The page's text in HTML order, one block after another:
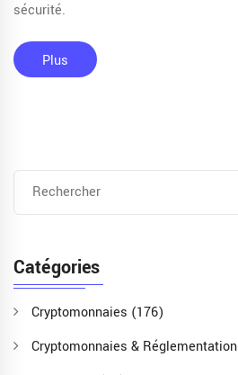
sécurité.
Plus
Catégories
Cryptomonnaies (176)
Cryptomonnaies & Réglementation